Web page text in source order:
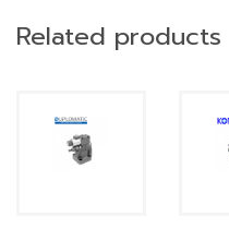
Related products